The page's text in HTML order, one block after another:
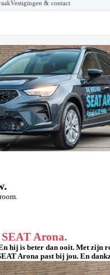
Vestigingen & contact
Alle
De
SEAT Arona.
hij is beter dan ooit. Met
Arona past bij jou. En